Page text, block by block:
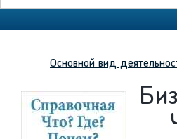
Основной вид